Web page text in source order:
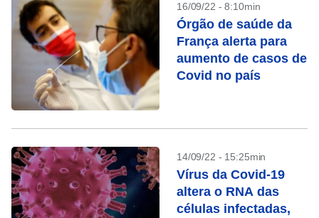
16/09/22 - 8:10min
Órgão de saúde da
França alerta para
aumento de casos de
Covid no país
14/09/22 - 15:25min
Vírus da Covid-19
altera o RNA das
células infectadas,